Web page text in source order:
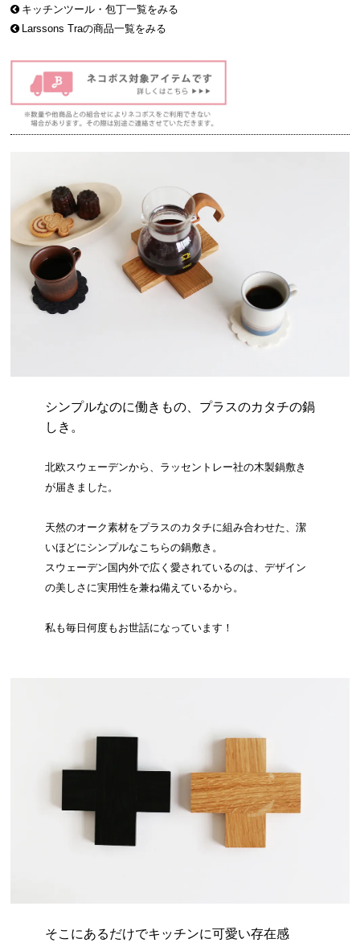
キッチンツール・包丁一覧をみる
Larssons Traの商品一覧をみる
シンプルなのに働きもの、プラスのカタチの鍋
しき。
北欧スウェーデンから、ラッセントレー社の木製鍋敷き
が届きました。
天然のオーク素材をプラスのカタチに組み合わせた、潔
いほどにシンプルなこちらの鍋敷き。
スウェーデン国内外で広く愛されているのは、デザイン
の美しさに実用性を兼ね備えているから。
私も毎日何度もお世話になっています！
そこにあるだけでキッチンに可愛い存在感